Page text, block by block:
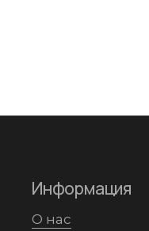
Информация
О нас